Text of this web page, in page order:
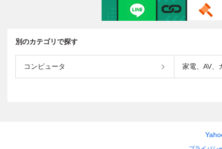
別のカテゴリで探す
コンピュータ 家電、AV、